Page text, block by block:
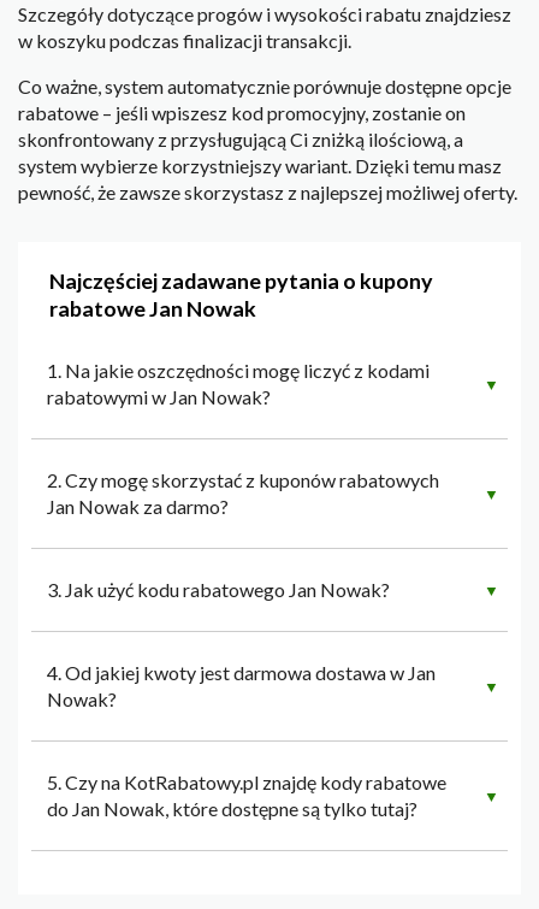
Szczegóły dotyczące progów i wysokości rabatu znajdziesz
w koszyku podczas finalizacji transakcji.
Co ważne, system automatycznie porównuje dostępne opcje
rabatowe – jeśli wpiszesz kod promocyjny, zostanie on
skonfrontowany z przysługującą Ci zniżką ilościową, a
system wybierze korzystniejszy wariant. Dzięki temu masz
pewność, że zawsze skorzystasz z najlepszej możliwej oferty.
Najczęściej zadawane pytania o kupony
rabatowe Jan Nowak
1. Na jakie oszczędności mogę liczyć z kodami
rabatowymi w Jan Nowak?
▼
2. Czy mogę skorzystać z kuponów rabatowych
Jan Nowak za darmo?
▼
3. Jak użyć kodu rabatowego Jan Nowak? ▼
4. Od jakiej kwoty jest darmowa dostawa w Jan
Nowak?
▼
5. Czy na KotRabatowy.pl znajdę kody rabatowe
do Jan Nowak, które dostępne są tylko tutaj?
▼